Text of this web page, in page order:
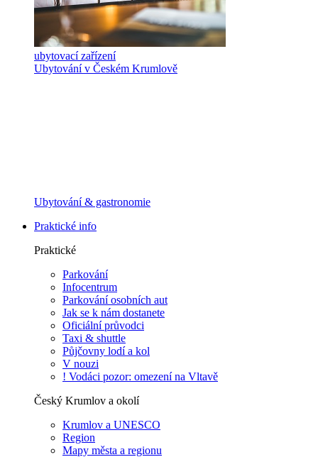
ubytovací zařízení
Ubytování v Českém Krumlově
Ubytování & gastronomie
Praktické info
Praktické
Parkování
Infocentrum
Parkování osobních aut
Jak se k nám dostanete
Oficiální průvodci
Taxi & shuttle
Půjčovny lodí a kol
V nouzi
! Vodáci pozor: omezení na Vltavě
Český Krumlov a okolí
Krumlov a UNESCO
Region
Mapy města a regionu